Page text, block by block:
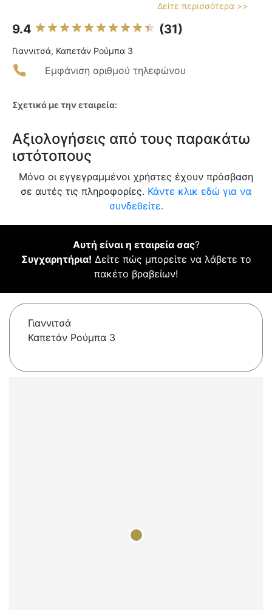
Δείτε περισσότερα >>
9.4 (31)
Γιαννιτσά, Καπετάν Ρούμπα 3
Εμφάνιση αριθμού τηλεφώνου
Σχετικά με την εταιρεία:
Αξιολογήσεις από τους παρακάτω
ιστότοπους
Μόνο οι εγγεγραμμένοι χρήστες έχουν πρόσβαση
σε αυτές τις πληροφορίες. Κάντε κλικ εδώ για να
συνδεθείτε.
Αυτή είναι η εταιρεία σας?
Συγχαρητήρια! Δείτε πώς μπορείτε να λάβετε το
πακέτο βραβείων!
Γιαννιτσά
Καπετάν Ρούμπα 3